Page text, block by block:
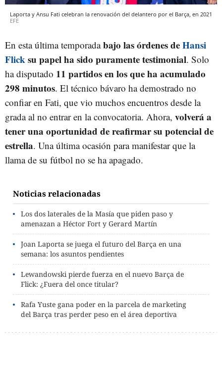
Laporta y Ansu Fati celebran la renovación del delantero por el Barça, en 2021
EFE
En esta última temporadabajo las órdenes deHansi
Flicksu papel ha sido puramente testimonial. Solo
ha disputado 11 partidos en los que ha acumulado
298 minutos. El técnico bávaro ha demostrado no
confiar en Fati, que vio muchos encuentros desde la
grada al no entrar en la convocatoria. Ahora, volverá a
tener una oportunidad de reafirmar su potencial de
estrella. Una última ocasión para manifestar que la
llama de su fútbol no se ha apagado.
Noticias relacionadas
Los dos laterales de la Masía que piden paso y
amenazan a Héctor Fort y Gerard Martín
Joan Laporta se juega el futuro del Barça en una
semana: los asuntos pendientes
Lewandowski pierde fuerza en el nuevo Barça de
Flick: ¿Fuera del once titular?
Rafa Yuste gana poder en la parcela de marketing
del Barça tras perder peso en el área deportiva